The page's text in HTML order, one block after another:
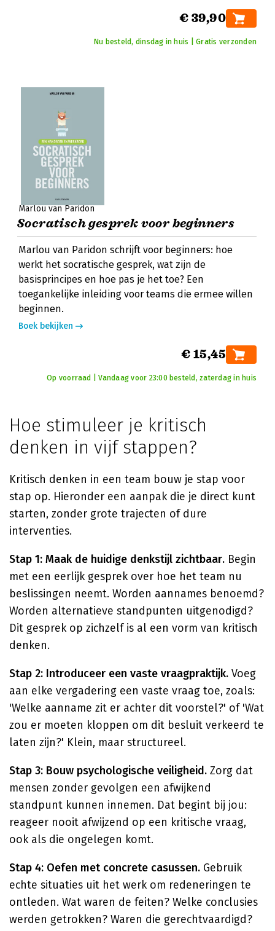
€ 39,90
Nu besteld, dinsdag in huis | Gratis verzonden
Marlou van Paridon
Socratisch gesprek voor beginners
Marlou van Paridon schrijft voor beginners: hoe
werkt het socratische gesprek, wat zijn de
basisprincipes en hoe pas je het toe? Een
toegankelijke inleiding voor teams die ermee willen
beginnen.
Boek bekijken
€ 15,45
Op voorraad | Vandaag voor 23:00 besteld, zaterdag in huis
Hoe stimuleer je kritisch
denken in vijf stappen?
Kritisch denken in een team bouw je stap voor
stap op. Hieronder een aanpak die je direct kunt
starten, zonder grote trajecten of dure
interventies.
Stap 1: Maak de huidige denkstijl zichtbaar. Begin
met een eerlijk gesprek over hoe het team nu
beslissingen neemt. Worden aannames benoemd?
Worden alternatieve standpunten uitgenodigd?
Dit gesprek op zichzelf is al een vorm van kritisch
denken.
Stap 2: Introduceer een vaste vraagpraktijk. Voeg
aan elke vergadering een vaste vraag toe, zoals:
'Welke aanname zit er achter dit voorstel?' of 'Wat
zou er moeten kloppen om dit besluit verkeerd te
laten zijn?' Klein, maar structureel.
Stap 3: Bouw psychologische veiligheid. Zorg dat
mensen zonder gevolgen een afwijkend
standpunt kunnen innemen. Dat begint bij jou:
reageer nooit afwijzend op een kritische vraag,
ook als die ongelegen komt.
Stap 4: Oefen met concrete casussen. Gebruik
echte situaties uit het werk om redeneringen te
ontleden. Wat waren de feiten? Welke conclusies
werden getrokken? Waren die gerechtvaardigd?